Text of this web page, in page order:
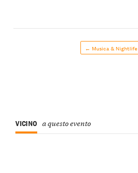
← Musica & Nightlife
VICINO a questo evento